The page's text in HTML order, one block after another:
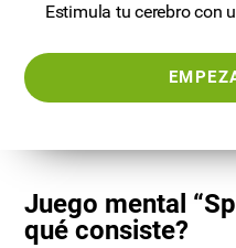
Estimula tu cerebro con
Juego mental
qué consiste?